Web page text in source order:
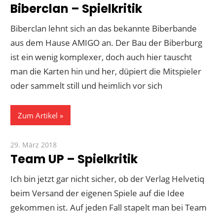
Biberclan – Spielkritik
Biberclan lehnt sich an das bekannte Biberbande
aus dem Hause AMIGO an. Der Bau der Biberburg
ist ein wenig komplexer, doch auch hier tauscht
man die Karten hin und her, düpiert die Mitspieler
oder sammelt still und heimlich vor sich
Zum Artikel
29. März 2018
Team UP – Spielkritik
Ich bin jetzt gar nicht sicher, ob der Verlag Helvetiq
beim Versand der eigenen Spiele auf die Idee
gekommen ist. Auf jeden Fall stapelt man bei Team